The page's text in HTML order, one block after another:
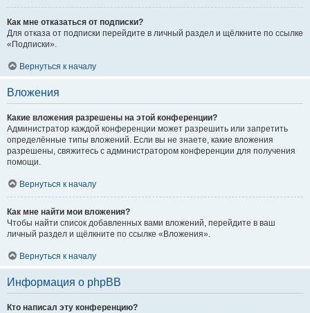
Как мне отказаться от подписки?
Для отказа от подписки перейдите в личный раздел и щёлкните по ссылке
«Подписки».
Вернуться к началу
Вложения
Какие вложения разрешены на этой конференции?
Администратор каждой конференции может разрешить или запретить
определённые типы вложений. Если вы не знаете, какие вложения
разрешены, свяжитесь с администратором конференции для получения
помощи.
Вернуться к началу
Как мне найти мои вложения?
Чтобы найти список добавленных вами вложений, перейдите в ваш
личный раздел и щёлкните по ссылке «Вложения».
Вернуться к началу
Информация о phpBB
Кто написал эту конференцию?